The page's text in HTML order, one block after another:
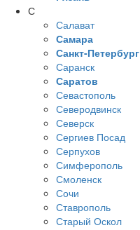
С
Салават
Самара
Санкт-Петербург
Саранск
Саратов
Севастополь
Северодвинск
Северск
Сергиев Посад
Серпухов
Симферополь
Смоленск
Сочи
Ставрополь
Старый Оскол